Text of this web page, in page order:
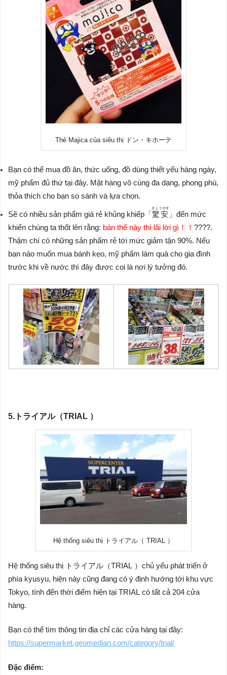
Thẻ Majica của siêu thị ドン・キホーテ
Bạn có thể mua đồ ăn, thức uống, đồ dùng thiết yếu hàng ngày,
mỹ phẩm đủ thứ tại đây. Mặt hàng vô cùng đa dạng, phong phú,
thỏa thích cho bạn so sánh và lựa chọn.
Sẽ có nhiều sản phẩm giá rẻ khủng khiếp「 驚安
きょうやす
」đến mức
khiến chúng ta thốt lên rằng: bán thế này thì lãi lời gì！！ ????.
Thậm chí có những sản phẩm rẻ tới mức giảm tận 90%. Nếu
bạn nào muốn mua bánh kẹo, mỹ phẩm làm quà cho gia đình
trước khi về nước thì đây được coi là nơi lý tưởng đó.
5.トライアル（TRIAL ）
Hệ thống siêu thị トライアル（ TRIAL ）
Hệ thống siêu thị トライアル（TRIAL ）chủ yếu phát triển ở
phía kyusyu, hiện này cũng đang có ý định hướng tới khu vực
Tokyo, tính đến thời điểm hiện tại TRIAL có tất cả 204 cửa
hàng.
Bạn có thể tìm thông tin địa chỉ các cửa hàng tại đây:
https://supermarket.geomedian.com/category/trial/
Đặc điểm: